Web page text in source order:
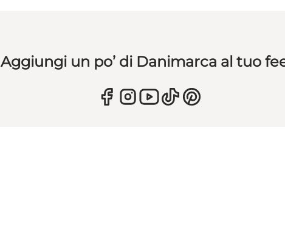
Aggiungi un po’ di Danimarca al tuo